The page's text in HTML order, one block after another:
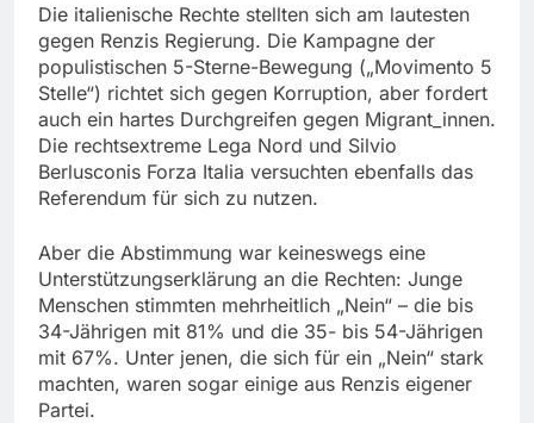
Die italienische Rechte stellten sich am lautesten
gegen Renzis Regierung. Die Kampagne der
populistischen 5-Sterne-Bewegung („Movimento 5
Stelle“) richtet sich gegen Korruption, aber fordert
auch ein hartes Durchgreifen gegen Migrant_innen.
Die rechtsextreme Lega Nord und Silvio
Berlusconis Forza Italia versuchten ebenfalls das
Referendum für sich zu nutzen.
Aber die Abstimmung war keineswegs eine
Unterstützungserklärung an die Rechten: Junge
Menschen stimmten mehrheitlich „Nein“ – die bis
34-Jährigen mit 81% und die 35- bis 54-Jährigen
mit 67%. Unter jenen, die sich für ein „Nein“ stark
machten, waren sogar einige aus Renzis eigener
Partei.